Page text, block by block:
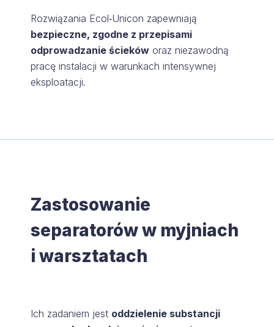
Rozwiązania Ecol‑Unicon zapewniają
bezpieczne, zgodne z przepisami
odprowadzanie ścieków oraz niezawodną
pracę instalacji w warunkach intensywnej
eksploatacji.
Zastosowanie
separatorów w myjniach
i warsztatach
Ich zadaniem jest oddzielenie substancji